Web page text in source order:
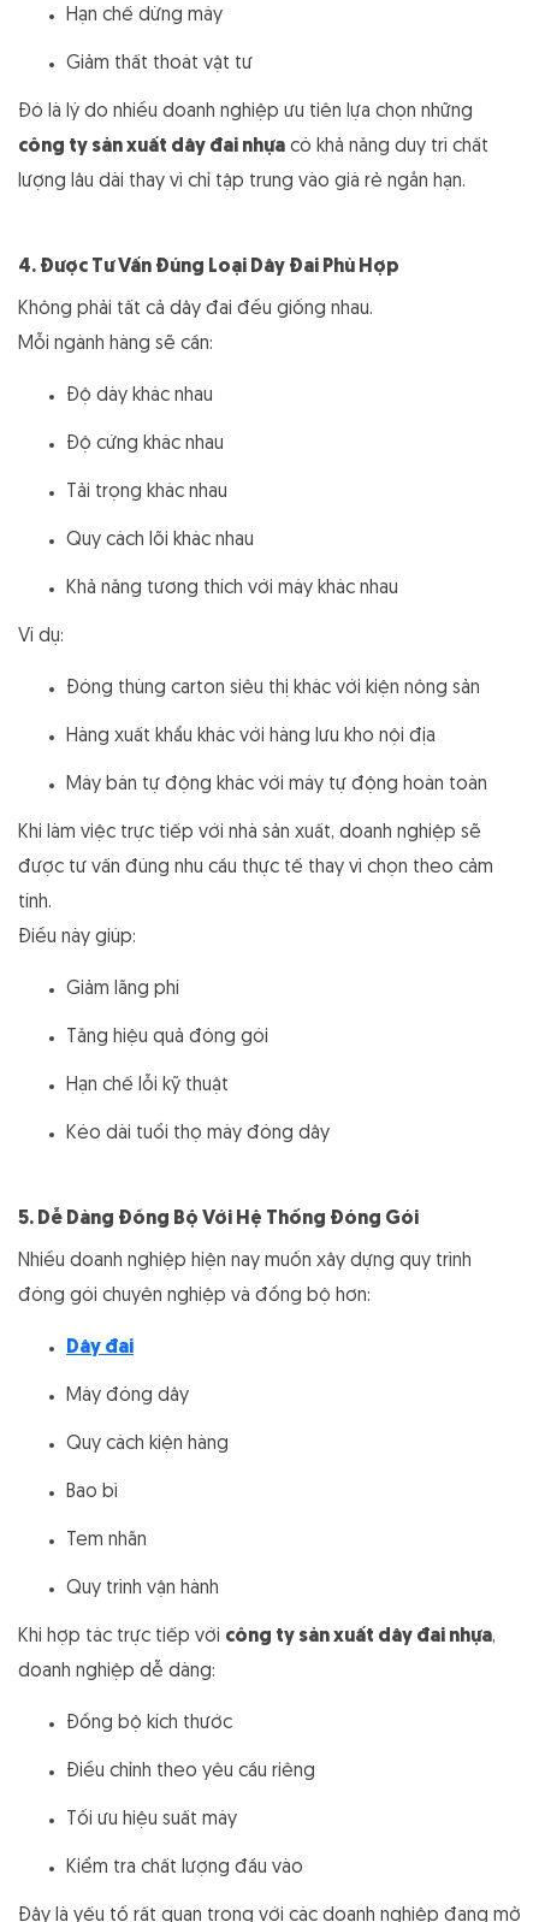
Hạn chế dừng máy
Giảm thất thoát vật tư
Đó là lý do nhiều doanh nghiệp ưu tiên lựa chọn những
công ty sản xuất dây đai nhựa có khả năng duy trì chất
lượng lâu dài thay vì chỉ tập trung vào giá rẻ ngắn hạn.
4. Được Tư Vấn Đúng Loại Dây Đai Phù Hợp
Không phải tất cả dây đai đều giống nhau.
Mỗi ngành hàng sẽ cần:
Độ dày khác nhau
Độ cứng khác nhau
Tải trọng khác nhau
Quy cách lõi khác nhau
Khả năng tương thích với máy khác nhau
Ví dụ:
Đóng thùng carton siêu thị khác với kiện nông sản
Hàng xuất khẩu khác với hàng lưu kho nội địa
Máy bán tự động khác với máy tự động hoàn toàn
Khi làm việc trực tiếp với nhà sản xuất, doanh nghiệp sẽ
được tư vấn đúng nhu cầu thực tế thay vì chọn theo cảm
tính.
Điều này giúp:
Giảm lãng phí
Tăng hiệu quả đóng gói
Hạn chế lỗi kỹ thuật
Kéo dài tuổi thọ máy đóng dây
5. Dễ Dàng Đồng Bộ Với Hệ Thống Đóng Gói
Nhiều doanh nghiệp hiện nay muốn xây dựng quy trình
đóng gói chuyên nghiệp và đồng bộ hơn:
Dây đai
Máy đóng dây
Quy cách kiện hàng
Bao bì
Tem nhãn
Quy trình vận hành
Khi hợp tác trực tiếp với công ty sản xuất dây đai nhựa,
doanh nghiệp dễ dàng:
Đồng bộ kích thước
Điều chỉnh theo yêu cầu riêng
Tối ưu hiệu suất máy
Kiểm tra chất lượng đầu vào
Đây là yếu tố rất quan trọng với các doanh nghiệp đang mở